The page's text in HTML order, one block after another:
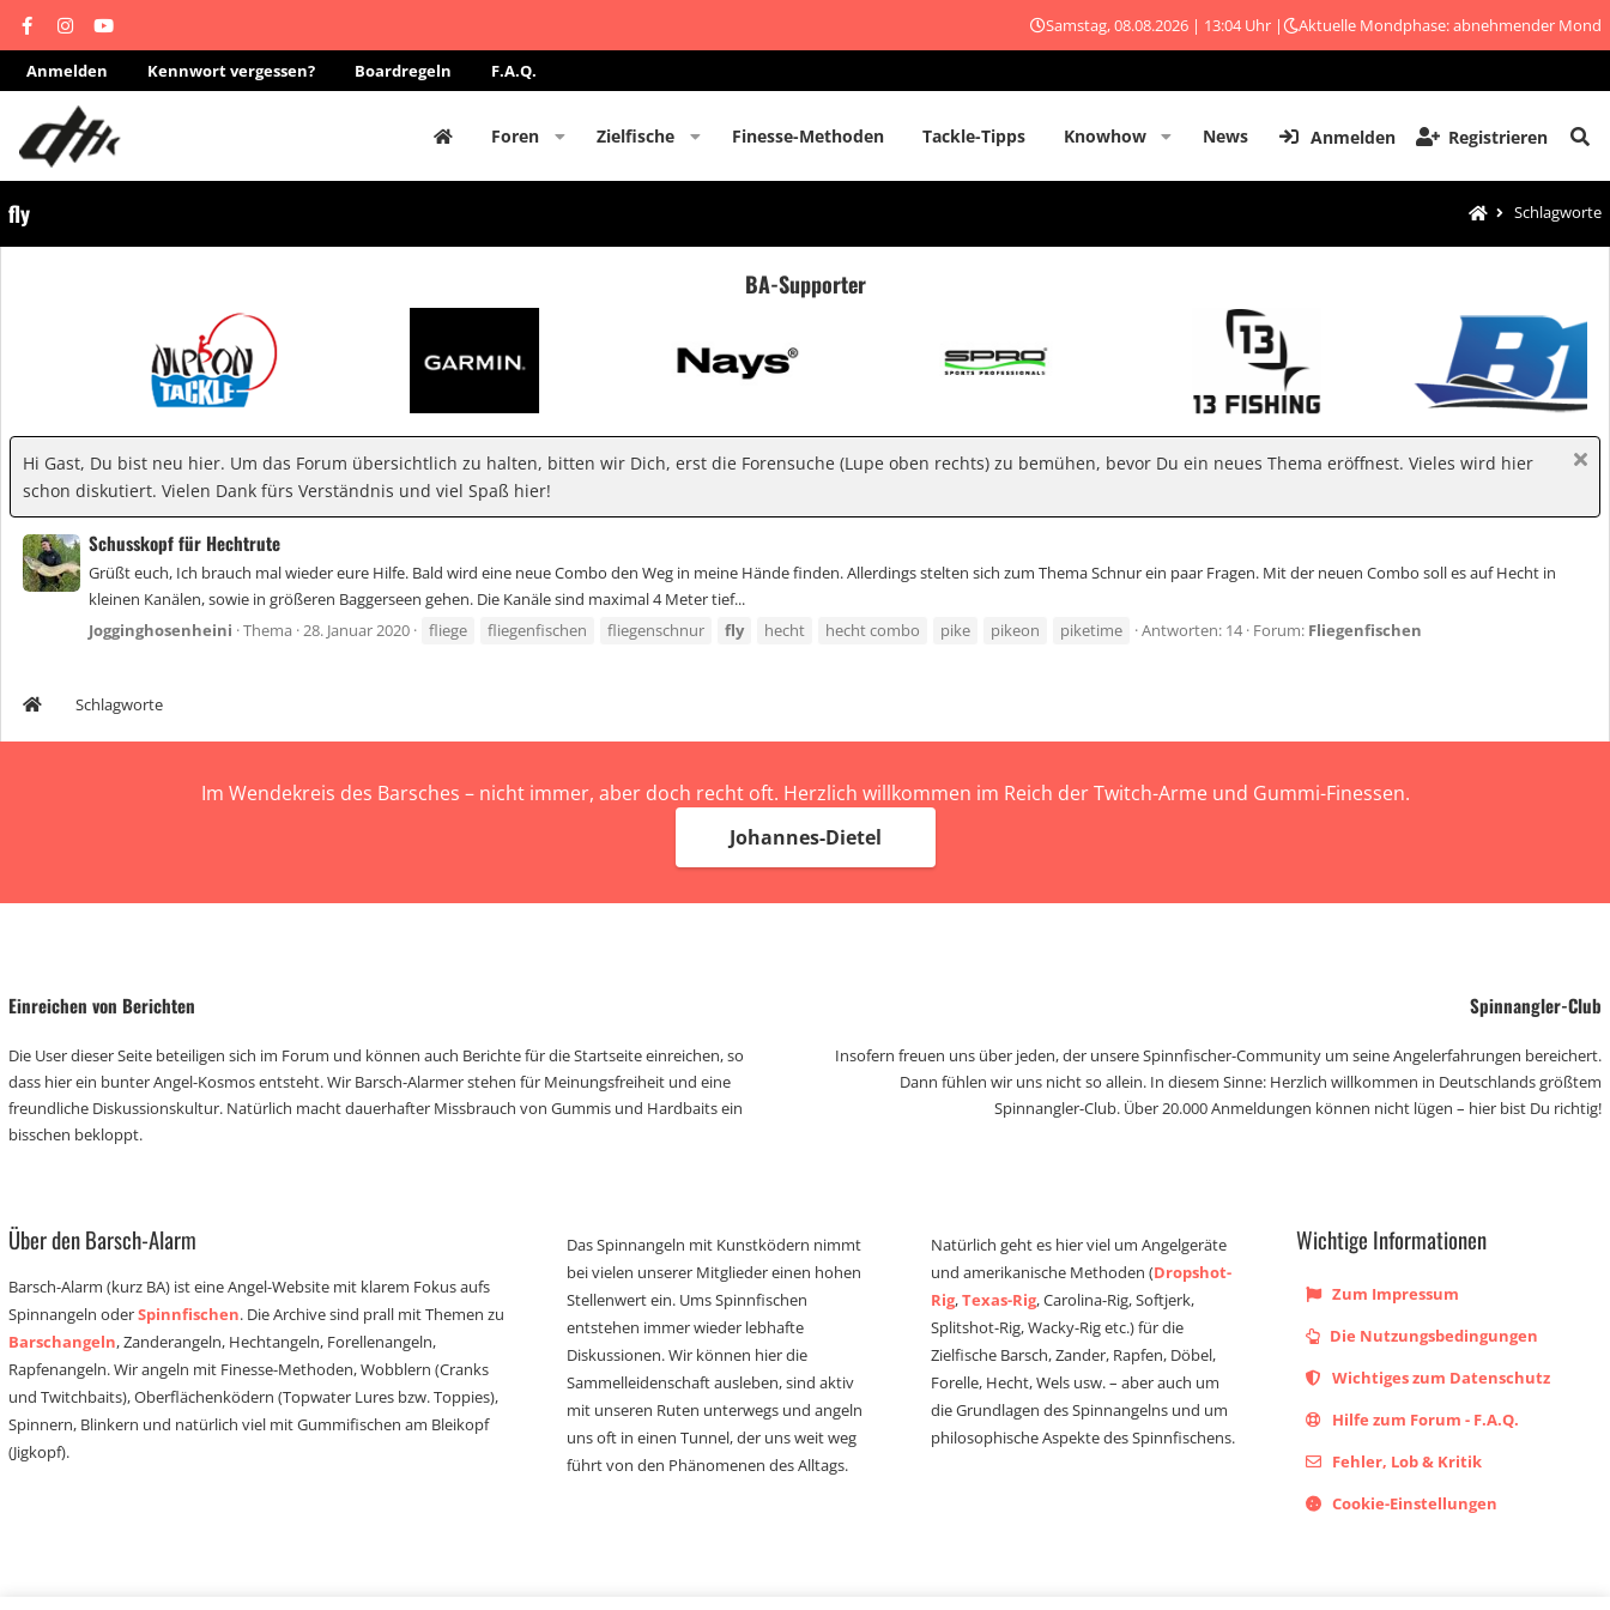
Samstag, 08.08.2026 | 13:04 Uhr | Aktuelle Mondphase: abnehmender Mond
Anmelden Kennwort vergessen? Boardregeln F.A.Q.
Foren Zielfische Finesse-Methoden Tackle-Tipps Knowhow News Anmelden Registrieren
fly Schlagworte
BA-Supporter
Hi Gast, Du bist neu hier. Um das Forum übersichtlich zu halten, bitten wir Dich, erst die Forensuche (Lupe oben rechts) zu bemühen, bevor Du ein neues Thema eröffnest. Vieles wird hier
schon diskutiert. Vielen Dank fürs Verständnis und viel Spaß hier!
Schusskopf für Hechtrute
Grüßt euch, Ich brauch mal wieder eure Hilfe. Bald wird eine neue Combo den Weg in meine Hände finden. Allerdings stelten sich zum Thema Schnur ein paar Fragen. Mit der neuen Combo soll es auf Hecht in
kleinen Kanälen, sowie in größeren Baggerseen gehen. Die Kanäle sind maximal 4 Meter tief...
Jogginghosenheini Thema 28. Januar 2020 fliege fliegenfischen fliegenschnur fly hecht hecht combo pike pikeon piketime Antworten: 14 Forum: Fliegenfischen
Schlagworte
Im Wendekreis des Barsches – nicht immer, aber doch recht oft. Herzlich willkommen im Reich der Twitch-Arme und Gummi-Finessen.
Johannes-Dietel
Einreichen von Berichten
Die User dieser Seite beteiligen sich im Forum und können auch Berichte für die Startseite einreichen, so
dass hier ein bunter Angel-Kosmos entsteht. Wir Barsch-Alarmer stehen für Meinungsfreiheit und eine
freundliche Diskussionskultur. Natürlich macht dauerhafter Missbrauch von Gummis und Hardbaits ein
bisschen bekloppt.
Spinnangler-Club
Insofern freuen uns über jeden, der unsere Spinnfischer-Community um seine Angelerfahrungen bereichert.
Dann fühlen wir uns nicht so allein. In diesem Sinne: Herzlich willkommen in Deutschlands größtem
Spinnangler-Club. Über 20.000 Anmeldungen können nicht lügen – hier bist Du richtig!
Über den Barsch-Alarm
Barsch-Alarm (kurz BA) ist eine Angel-Website mit klarem Fokus aufs
Spinnangeln oderSpinnfischen. Die Archive sind prall mit Themen zu
Barschangeln, Zanderangeln, Hechtangeln, Forellenangeln,
Rapfenangeln. Wir angeln mit Finesse-Methoden, Wobblern (Cranks
und Twitchbaits), Oberflächenködern (Topwater Lures bzw. Toppies),
Spinnern, Blinkern und natürlich viel mit Gummifischen am Bleikopf
(Jigkopf).
Das Spinnangeln mit Kunstködern nimmt
bei vielen unserer Mitglieder einen hohen
Stellenwert ein. Ums Spinnfischen
entstehen immer wieder lebhafte
Diskussionen. Wir können hier die
Sammelleidenschaft ausleben, sind aktiv
mit unseren Ruten unterwegs und angeln
uns oft in einen Tunnel, der uns weit weg
führt von den Phänomenen des Alltags.
Natürlich geht es hier viel um Angelgeräte
und amerikanische Methoden (Dropshot-
Rig,Texas-Rig, Carolina-Rig, Softjerk,
Splitshot-Rig, Wacky-Rig etc.) für die
Zielfische Barsch, Zander, Rapfen, Döbel,
Forelle, Hecht, Wels usw. – aber auch um
die Grundlagen des Spinnangelns und um
philosophische Aspekte des Spinnfischens.
Wichtige Informationen
Zum Impressum
Die Nutzungsbedingungen
Wichtiges zum Datenschutz
Hilfe zum Forum - F.A.Q.
Fehler, Lob & Kritik
Cookie-Einstellungen